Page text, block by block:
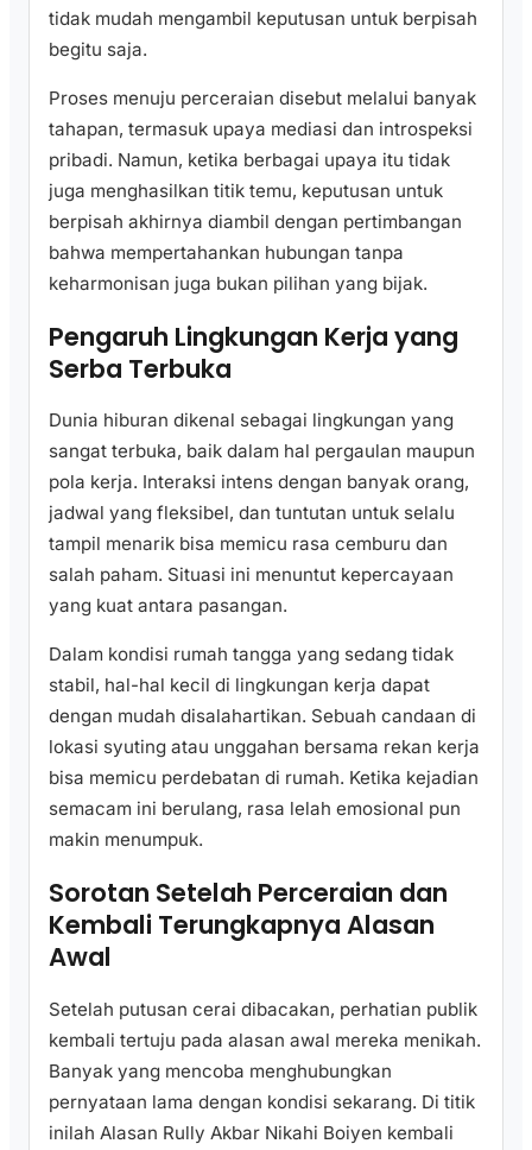
tidak mudah mengambil keputusan untuk berpisah
begitu saja.
Proses menuju perceraian disebut melalui banyak
tahapan, termasuk upaya mediasi dan introspeksi
pribadi. Namun, ketika berbagai upaya itu tidak
juga menghasilkan titik temu, keputusan untuk
berpisah akhirnya diambil dengan pertimbangan
bahwa mempertahankan hubungan tanpa
keharmonisan juga bukan pilihan yang bijak.
Pengaruh Lingkungan Kerja yang
Serba Terbuka
Dunia hiburan dikenal sebagai lingkungan yang
sangat terbuka, baik dalam hal pergaulan maupun
pola kerja. Interaksi intens dengan banyak orang,
jadwal yang fleksibel, dan tuntutan untuk selalu
tampil menarik bisa memicu rasa cemburu dan
salah paham. Situasi ini menuntut kepercayaan
yang kuat antara pasangan.
Dalam kondisi rumah tangga yang sedang tidak
stabil, hal-hal kecil di lingkungan kerja dapat
dengan mudah disalahartikan. Sebuah candaan di
lokasi syuting atau unggahan bersama rekan kerja
bisa memicu perdebatan di rumah. Ketika kejadian
semacam ini berulang, rasa lelah emosional pun
makin menumpuk.
Sorotan Setelah Perceraian dan
Kembali Terungkapnya Alasan
Awal
Setelah putusan cerai dibacakan, perhatian publik
kembali tertuju pada alasan awal mereka menikah.
Banyak yang mencoba menghubungkan
pernyataan lama dengan kondisi sekarang. Di titik
inilah Alasan Rully Akbar Nikahi Boiyen kembali